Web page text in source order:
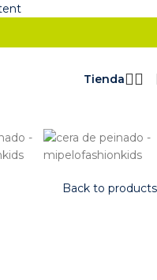
Tienda
Back to products